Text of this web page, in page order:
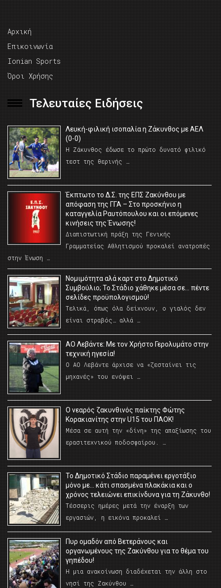
Αρχική
Επικοινωνία
Ionian Sports
Όροι Χρήσης
Τελευταίες Ειδήσεις
Λευκή-φιλική ισοπαλία η Ζάκυνθος με ΑΕΛ
(0-0)
Η Ζάκυνθος έδωσε το πρώτο δυνατό φιλικό
τεστ της θερινής …
Έκπτωτο το Δ.Σ. της ΕΠΣ Ζακύνθου με
απόφαση της ΓΓΑ – Στο προσκήνιο η
καταγγελία Ραυτόπουλου και οι επόμενες
κινήσεις της Ένωσης!
Διαπιστωτική πράξη της Γενικής
Γραμματείας Αθλητισμού προκαλεί ανατροπές
στην Ένωση …
Νομιμότητα αλά καρτ στο Δημοτικό
Συμβούλιο; Το Στάδιο χάθηκε μέσα σε… πέντε
σελίδες προϋπολογισμού!
Τελικά, όπως όλα δείχνουν, ο γιαλός δεν
είναι στραβός… αλλά …
ΑΟ Λεβάντε: Με τον Χρήστο Γερολυμάτο στην
τεχνική ηγεσία!
Ο ΑΟ Λεβάντε άρχισε να «ζεσταίνει τις
μηχανές» του ενόψει …
O νεαρός ζακυνθινός παίκτης Φώτης
Κορακιανίτης στην U15 του ΠΑΟΚ!
Μέσα σε αυτή την «δίνη» της απαξίωσης του
ερασιτεχνικού ποδοσφαίρου. …
Το Δημοτικό Στάδιο παραμένει εργοτάξιο
μόνο με… κάτι σπασμένα πλακάκια και ο
χρόνος τελειώνει επικίνδυνα για τη Ζάκυνθο!
Τέσσερις ημέρες μετά την έναρξη των
εργασιών, η εικόνα προκαλεί …
Πυρ ομαδόν από Βετεράνους και
οργανωμένους της Ζακύνθου για το θέμα του
γηπέδου!
Η μια ανακοίνωση διαδέχεται την άλλη στο
νησί της Ζακύνθου …